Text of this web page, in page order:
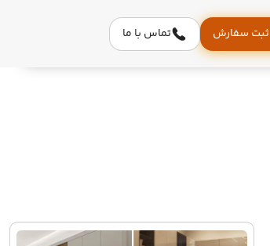
ثبت سفارش تماس با ما